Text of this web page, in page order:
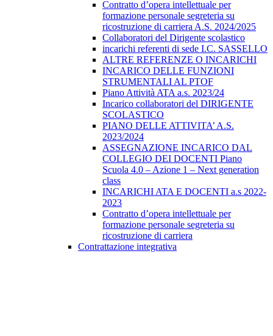
Contratto d’opera intellettuale per
formazione personale segreteria su
ricostruzione di carriera A.S. 2024/2025
Collaboratori del Dirigente scolastico
incarichi referenti di sede I.C. SASSELLO
ALTRE REFERENZE O INCARICHI
INCARICO DELLE FUNZIONI
STRUMENTALI AL PTOF
Piano Attività ATA a.s. 2023/24
Incarico collaboratori del DIRIGENTE
SCOLASTICO
PIANO DELLE ATTIVITA’ A.S.
2023/2024
ASSEGNAZIONE INCARICO DAL
COLLEGIO DEI DOCENTI Piano
Scuola 4.0 – Azione 1 – Next generation
class
INCARICHI ATA E DOCENTI a.s 2022-
2023
Contratto d’opera intellettuale per
formazione personale segreteria su
ricostruzione di carriera
Contrattazione integrativa